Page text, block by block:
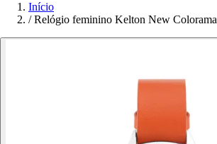
Início
/ Relógio feminino Kelton New Colorama